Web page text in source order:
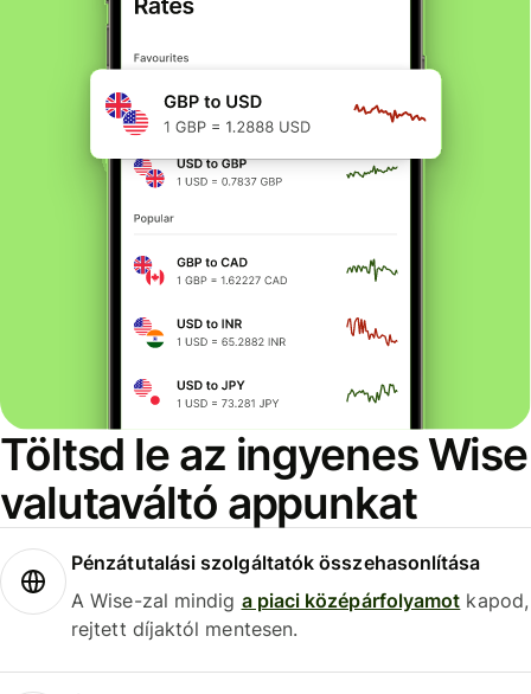
Töltsd le az ingyenes Wise
valutaváltó appunkat
Pénzátutalási szolgáltatók összehasonlítása
A Wise-zal mindig a piaci középárfolyamot kapod,
rejtett díjaktól mentesen.